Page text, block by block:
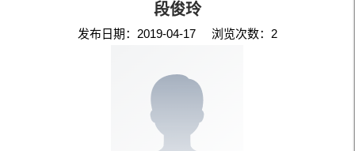
段俊玲
发布日期：2019-04-17 浏览次数： 2